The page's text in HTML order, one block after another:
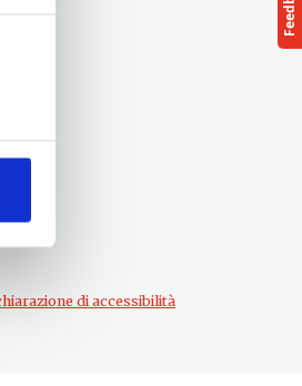
di accessibilità